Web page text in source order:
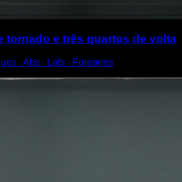
tornado e três quartos de volta
∙ Abs ∙ Lats ∙ Forearms